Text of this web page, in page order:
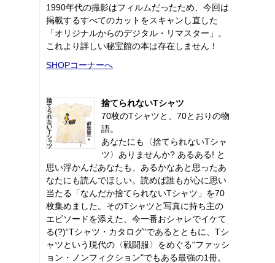
1990年代の撮影はフィルムだったため、今回は
掲載するすべてのカットをスキャンし直した
「オリジナルからのデジタル・リマスター」。
これより詳しい秘宝館の本は存在しません！
SHOPコーナーへ
捨てられないTシャツ
70枚のTシャツと、70とおりの物
語。
あなたにも〈捨てられないTシャ
ツ〉ありませんか? あるある! と
思い浮かんだあなたも、あるかなあと思ったあ
なたにも読んでほしい。読めば誰もが心に思い
当たる「なんだか捨てられないTシャツ」を70
枚集めました。そのTシャツと写真に持ち主の
エピソードを添えた、今一番おシャレでイケて
る(?)“Tシャツ・カタログ"であるとともに、Tシ
ャツという現代の〈戦闘服〉をめぐる“ファッシ
ョン・ノンフィクション"でもある最強の1冊。